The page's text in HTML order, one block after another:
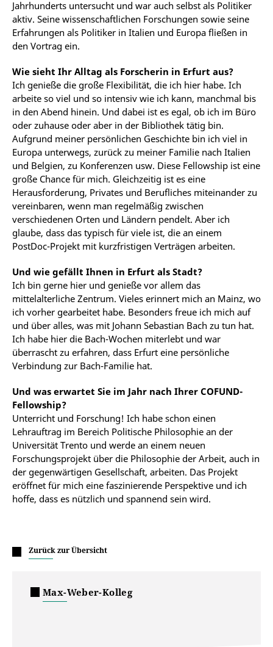
Jahrhunderts untersucht und war auch selbst als Politiker
aktiv. Seine wissenschaftlichen Forschungen sowie seine
Erfahrungen als Politiker in Italien und Europa fließen in
den Vortrag ein.
Wie sieht Ihr Alltag als Forscherin in Erfurt aus?
Ich genieße die große Flexibilität, die ich hier habe. Ich
arbeite so viel und so intensiv wie ich kann, manchmal bis
in den Abend hinein. Und dabei ist es egal, ob ich im Büro
oder zuhause oder aber in der Bibliothek tätig bin.
Aufgrund meiner persönlichen Geschichte bin ich viel in
Europa unterwegs, zurück zu meiner Familie nach Italien
und Belgien, zu Konferenzen usw. Diese Fellowship ist eine
große Chance für mich. Gleichzeitig ist es eine
Herausforderung, Privates und Berufliches miteinander zu
vereinbaren, wenn man regelmäßig zwischen
verschiedenen Orten und Ländern pendelt. Aber ich
glaube, dass das typisch für viele ist, die an einem
PostDoc-Projekt mit kurzfristigen Verträgen arbeiten.
Und wie gefällt Ihnen in Erfurt als Stadt?
Ich bin gerne hier und genieße vor allem das
mittelalterliche Zentrum. Vieles erinnert mich an Mainz, wo
ich vorher gearbeitet habe. Besonders freue ich mich auf
und über alles, was mit Johann Sebastian Bach zu tun hat.
Ich habe hier die Bach-Wochen miterlebt und war
überrascht zu erfahren, dass Erfurt eine persönliche
Verbindung zur Bach-Familie hat.
Und was erwartet Sie im Jahr nach Ihrer COFUND-
Fellowship?
Unterricht und Forschung! Ich habe schon einen
Lehrauftrag im Bereich Politische Philosophie an der
Universität Trento und werde an einem neuen
Forschungsprojekt über die Philosophie der Arbeit, auch in
der gegenwärtigen Gesellschaft, arbeiten. Das Projekt
eröffnet für mich eine faszinierende Perspektive und ich
hoffe, dass es nützlich und spannend sein wird.
Zurück zur Übersicht
Max-Weber-Kolleg